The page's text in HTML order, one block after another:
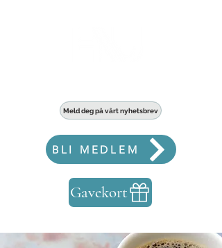
Meld deg på vårt nyhetsbrev
BLI MEDLEM
Gavekort